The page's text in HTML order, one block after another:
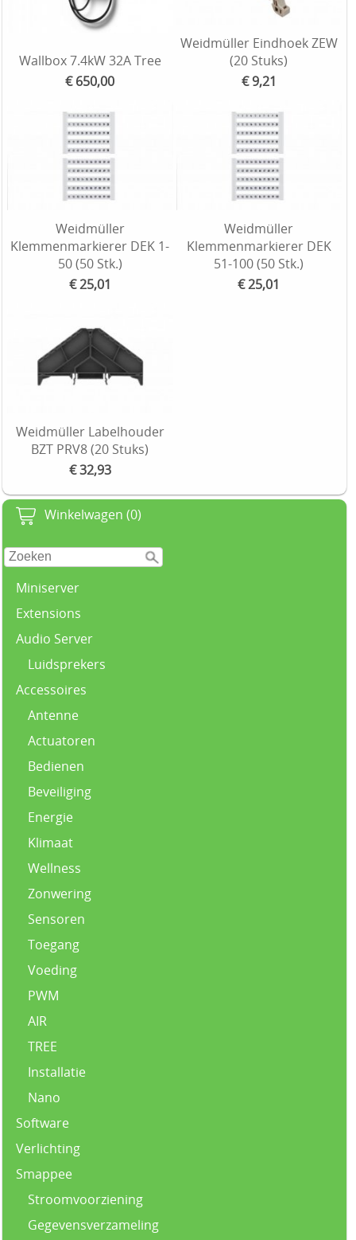
Winkelwagen (0)
Miniserver
Extensions
Audio Server
Luidsprekers
Accessoires
Antenne
Actuatoren
Bedienen
Beveiliging
Energie
Klimaat
Wellness
Zonwering
Sensoren
Toegang
Voeding
PWM
AIR
TREE
Installatie
Nano
Software
Verlichting
Smappee
Stroomvoorziening
Gegevensverzameling
Wallbox 7.4kW 32A Tree
€ 650,00
Weidmüller Eindhoek ZEW
(20 Stuks)
€ 9,21
Weidmüller
Klemmenmarkierer DEK 1-
50 (50 Stk.)
€ 25,01
Weidmüller
Klemmenmarkierer DEK
51-100 (50 Stk.)
€ 25,01
Weidmüller Labelhouder
BZT PRV8 (20 Stuks)
€ 32,93